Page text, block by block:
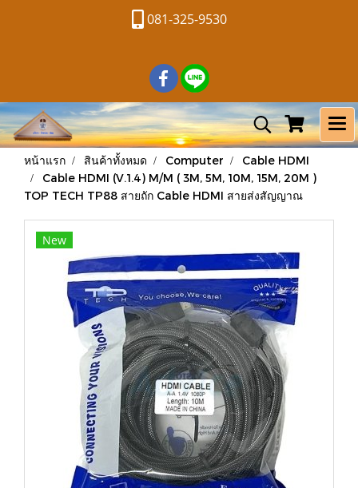
081-325-9530
หน้าแรก สินค้าทั้งหมด Computer
Cable HDMI
Cable HDMI (V.1.4) M/M ( 3M, 5M, 10M, 15M, 20M )
TOP TECH TP88 สายถัก Cable HDMI สายส่งสัญญาณ
New